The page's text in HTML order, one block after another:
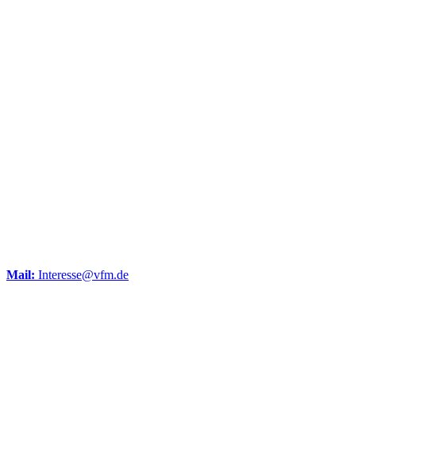
Mail: Interesse@vfm.de